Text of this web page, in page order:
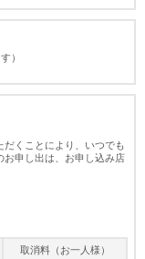
）
くことにより、いつでも
申し出は、お申し込み店
取消料（お一人様）